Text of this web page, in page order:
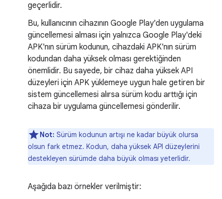
geçerlidir.
Bu, kullanıcının cihazının Google Play'den uygulama
güncellemesi alması için yalnızca Google Play'deki
APK'nın sürüm kodunun, cihazdaki APK'nın sürüm
kodundan daha yüksek olması gerektiğinden
önemlidir. Bu sayede, bir cihaz daha yüksek API
düzeyleri için APK yüklemeye uygun hale getiren bir
sistem güncellemesi alırsa sürüm kodu arttığı için
cihaza bir uygulama güncellemesi gönderilir.
Not: Sürüm kodunun artışı ne kadar büyük olursa
olsun fark etmez. Kodun, daha yüksek API düzeylerini
destekleyen sürümde daha büyük olması yeterlidir.
Aşağıda bazı örnekler verilmiştir: